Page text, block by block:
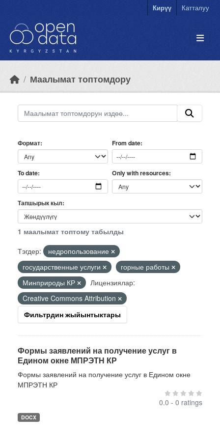
Кирүү Катталуу
Маалымат топтомдору
Формат From date
To date Only with resources
Тапшырык кыл
1 маалымат топтому табылды
Тэгдер:
недропользование
государственные услуги
горные работы
Минприроды КР
Лицензиялар:
Creative Commons Attribution
Фильтрдин жыйынтыктары
Формы заявлений на получение услуг в
Едином окне МПРЭТН КР
Формы заявлений на получение услуг в Едином окне
МПРЭТН КР
0.0 - 0 ratings
DOCX